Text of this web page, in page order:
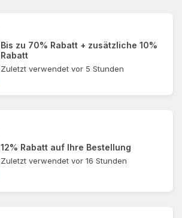
Bis zu 70% Rabatt + zusätzliche 10%
Rabatt
Zuletzt verwendet vor 5 Stunden
12% Rabatt auf Ihre Bestellung
Zuletzt verwendet vor 16 Stunden